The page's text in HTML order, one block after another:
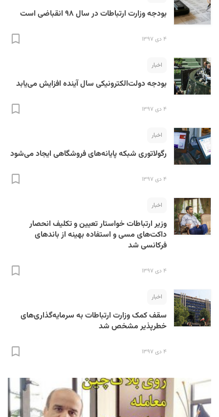
بودجه وزارت ارتباطات در سال ۹۸ انقباضی است
۴ دی ۱۳۹۷
اخبار
بودجه دولت‌الکترونیکی سال آینده افزایش می‌یابد
۴ دی ۱۳۹۷
اخبار
رگولاتوری شبکه پایانه‌های فروشگاهی ایجاد می‌شود
۴ دی ۱۳۹۷
اخبار
وزیر ارتباطات خواستار تعیین و تکلیف انحصار
داکت‌های مسی و استفاده بهینه از باندهای
فرکانسی شد
۴ دی ۱۳۹۷
اخبار
سقف کمک وزارت ارتباطات به سرمایه‌گذاری‌های
خطرپذیر مشخص شد
۴ دی ۱۳۹۷